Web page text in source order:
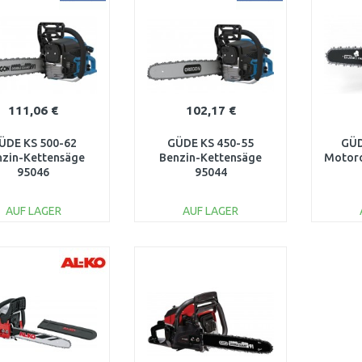
111,06 €
KS 500-62
Kettensäge
95046
AUF LAGER
102,17 €
GÜDE KS 450-55
Benzin-Kettensäge
95044
AUF LAGER